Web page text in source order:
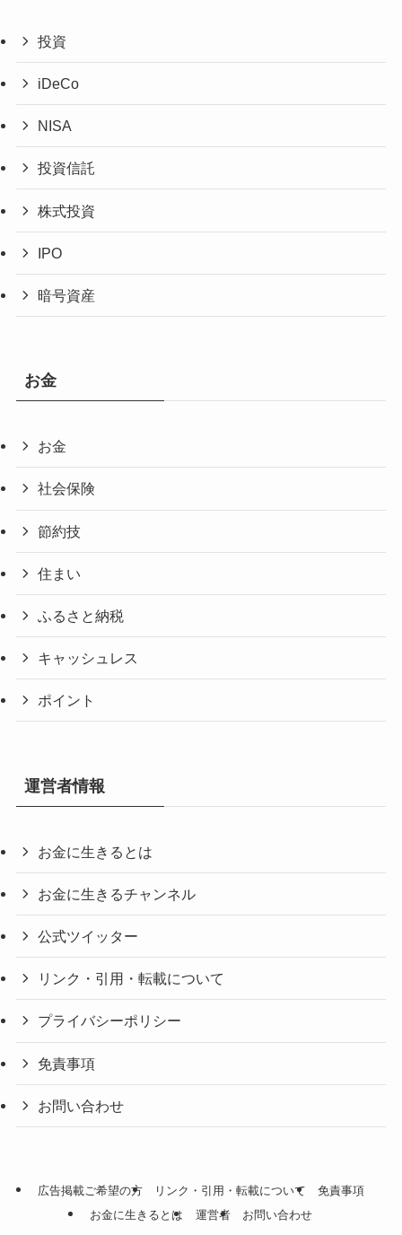
投資
iDeCo
NISA
投資信託
株式投資
IPO
暗号資産
お金
お金
社会保険
節約技
住まい
ふるさと納税
キャッシュレス
ポイント
運営者情報
お金に生きるとは
お金に生きるチャンネル
公式ツイッター
リンク・引用・転載について
プライバシーポリシー
免責事項
お問い合わせ
広告掲載ご希望の方 リンク・引用・転載について
免責事項
お金に生きるとは
運営者 お問い合わせ